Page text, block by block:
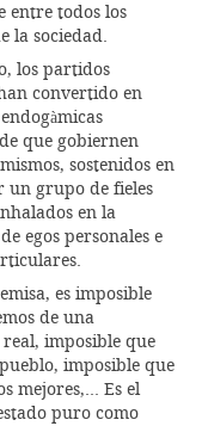
entre todos los
la sociedad.
los partidos
convertido en
que gobiernen
sostenidos en
un grupo de fieles
en la
egos personales e
es imposible
de una
imposible que
imposible que
mejores,… Es el
puro como